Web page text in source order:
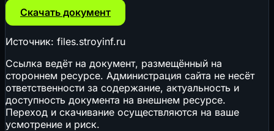
Скачать документ
Источник: files.stroyinf.ru
Ссылка ведёт на документ, размещённый на
стороннем ресурсе. Администрация сайта не несёт
ответственности за содержание, актуальность и
доступность документа на внешнем ресурсе.
Переход и скачивание осуществляются на ваше
усмотрение и риск.